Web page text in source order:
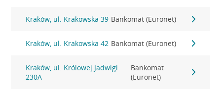
Kraków, ul. Krakowska 39 Bankomat (Euronet)
Kraków, ul. Krakowska 42 Bankomat (Euronet)
Kraków, ul. Królowej Jadwigi
230A
Bankomat
(Euronet)